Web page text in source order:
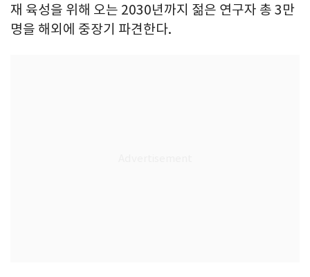
재 육성을 위해 오는 2030년까지 젊은 연구자 총 3만
명을 해외에 중장기 파견한다.